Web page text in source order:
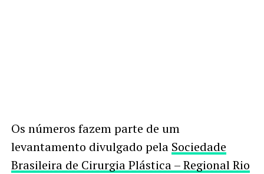
Os números fazem parte de um
levantamento divulgado pela Sociedade
Brasileira de Cirurgia Plástica – Regional Rio